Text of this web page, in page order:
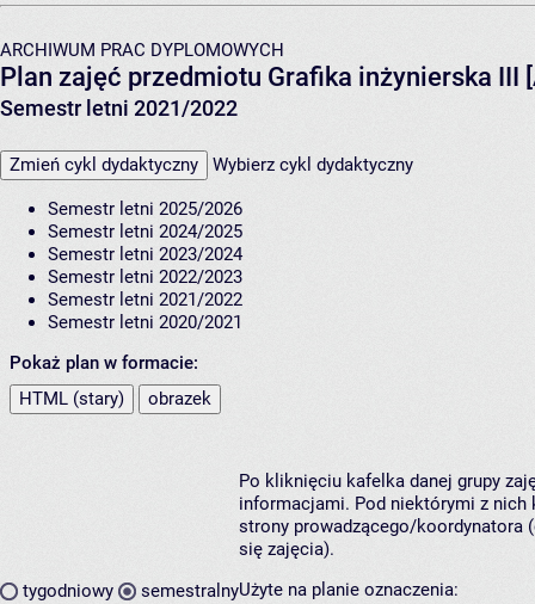
ARCHIWUM PRAC DYPLOMOWYCH
Plan zajęć przedmiotu Grafika inżynierska III
Semestr letni 2021/2022
Zmień cykl dydaktyczny Wybierz cykl dydaktyczny
Semestr letni 2025/2026
Semestr letni 2024/2025
Semestr letni 2023/2024
Semestr letni 2022/2023
Semestr letni 2021/2022
Semestr letni 2020/2021
Pokaż plan w formacie:
HTML (stary)
obrazek
tygodniowy semestralny
Po kliknięciu kafelka danej grupy
informacjami. Pod niektórymi z nich
strony prowadzącego/koordynatora
się zajęcia).
Użyte na planie oznaczenia: